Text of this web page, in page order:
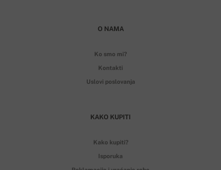
O NAMA
Ko smo mi?
Kontakti
Uslovi poslovanja
KAKO KUPITI
Kako kupiti?
Isporuka